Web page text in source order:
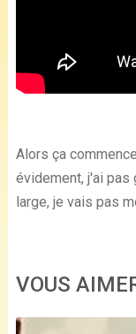
Alors ça
évidement, j'ai pas
large, je vais pas
VOUS